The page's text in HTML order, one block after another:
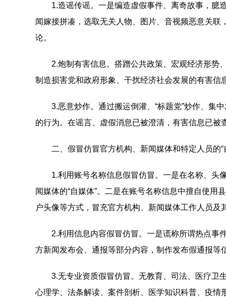
1.造谣传谣。一是编造虚假事件、离奇故事，臆造
闻嫁接拼凑，选取无关人物、图片、音视频恶意关联
论。
2.炮制有害信息。搭蹭公共政策、宏观经济形势、
制造损害党和政府形象、干扰经济社会发展的有害信
3.恶意炒作。通过搬运倒灌、“标题党”炒作、集中
的行为。在谣言、虚假消息已被澄清，有害信息已
二、假冒仿冒官方机构、新闻媒体和特定人员的“
1.利用账号名称信息假冒仿冒。一是在名称、头像
闻媒体的“自媒体”。二是在账号名称信息中擅自使用
户头像等方式，冒充官方机构、新闻媒体工作人员及
2.利用信息内容假冒仿冒。一是谎称所谓热点事件
方新闻发布会、通报等部分内容，制作发布假通报等
3.无专业资质假冒仿冒。无教育、司法、医疗卫生
心理学、法条解读、案件剖析、医学知识科普、疫情